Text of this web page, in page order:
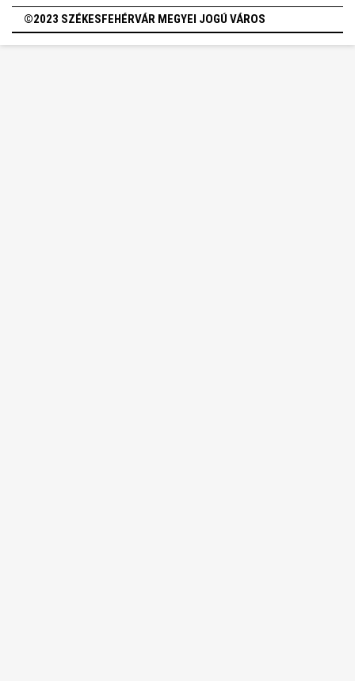
©2023 SZÉKESFEHÉRVÁR MEGYEI JOGÚ VÁROS